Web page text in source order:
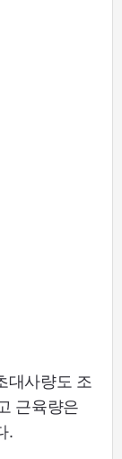
대사량도 조
근육량은
.